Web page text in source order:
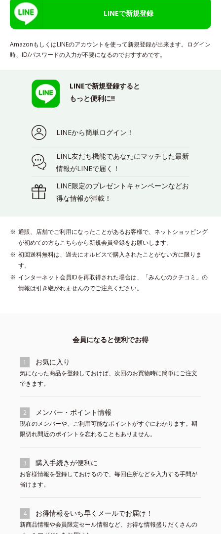
LINEで新規登録
AmazonもしくはLINEのアカウントを使って新規登録が出来ます。ログイン
時、ID/パスワードの入力が不要になるのでおすすめです。
LINEで新規登録すると
もっと便利に!!
LINEから簡単ログイン！
LINE友だち機能であなたにマッチした最新
情報がLINEで届く！
LINE限定のプレゼントキャンペーンなどお
得な情報が満載！
通販、店舗でご利用になったことがあるお客様で、ネットショッピング
が初めての方もこちらから新規会員登録をお願いします。
初回送料無料は、過去にオルビスで購入されたことがない方に限りま
す。
インターネット会員IDを再取得された場合は、「みんなのクチコミ」の
情報は引き継がれませんのでご注意ください。
会員になると便利でお得
1 お気に入り
気になった商品を登録しておけば、次回のお買物時に簡単にご注文
できます。
2 メンバー・ポイント情報
現在のメンバーや、ご利用可能なポイントがすぐにわかります。期
限切れ間近のポイントを忘れることもありません。
3 購入手続きが便利に
お客様情報を登録しておけるので、毎回住所などを入力する手間が
省けます。
4 お得情報をいち早くメールでお届け！
新商品情報や会員限定セール情報など、お得な情報盛りだくさんの